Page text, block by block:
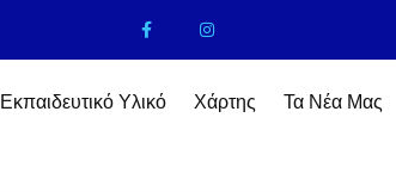
Εκπαιδευτικό Υλικό Χάρτης Τα Νέα Μας